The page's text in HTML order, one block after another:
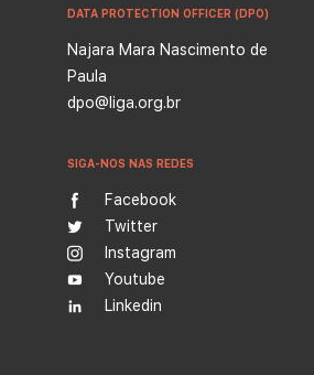
DATA PROTECTION OFFICER (DPO)
Najara Mara Nascimento de
Paula
dpo@liga.org.br
SIGA-NOS NAS REDES
Facebook
Twitter
Instagram
Youtube
Linkedin